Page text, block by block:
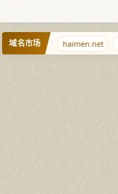
域名市场
niubi.cc haimen.net